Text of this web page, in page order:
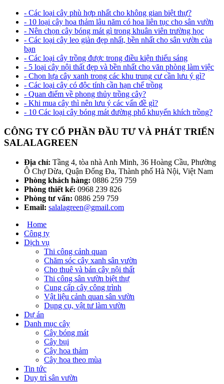
- Các loại cây phù hợp nhất cho không gian biệt thự?
- 10 loại cây hoa thảm lâu năm có hoa liên tục cho sân vườn
- Nên chọn cây bóng mát gì trong khuân viên trường học
- Các loại cây leo giàn đẹp nhất, bền nhất cho sân vườn của
bạn
- Các loại cây trồng được trong điều kiện thiếu sáng
- 5 loại cây nội thất đẹp và bền nhất cho văn phòng làm việc
- Chọn lựa cây xanh trong các khu trung cư cần lưu ý gì?
- Các loại cây có độc tính cần hạn chế trồng
- Quan điểm về phong thủy trồng cây?
- Khi mua cây thì nên lưu ý các vấn đề gì?
- 10 Các loại cây bóng mát đường phố khuyến khích trồng?
CÔNG TY CỔ PHẦN ĐẦU TƯ VÀ PHÁT TRIỂN
SALALAGREEN
Địa chỉ: Tầng 4, tòa nhà Anh Minh, 36 Hoàng Cầu, Phường
Ô Chợ Dừa, Quận Đống Đa, Thành phố Hà Nội, Việt Nam
Phòng khách hàng: 0886 259 759
Phòng thiết kế: 0968 239 826
Phòng tư vấn: 0886 259 759
Email: salalagreen@gmail.com
Home
Công ty
Dịch vụ
Thi công cảnh quan
Chăm sóc cây xanh sân vườn
Cho thuê và bán cây nội thất
Thi công sân vườn biệt thự
Cung cấp cây công trình
Vật liệu cảnh quan sân vườn
Dụng cụ, vật tư làm vườn
Dự án
Danh mục cây
Cây bóng mát
Cây bụi
Cây hoa thảm
Cây hoa theo mùa
Tin tức
Duy trì sân vườn